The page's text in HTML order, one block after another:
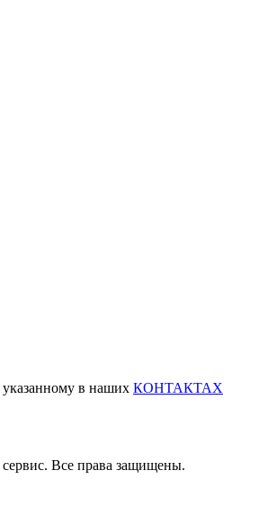
в наших КОНТАКТАХ
Все права защищены.